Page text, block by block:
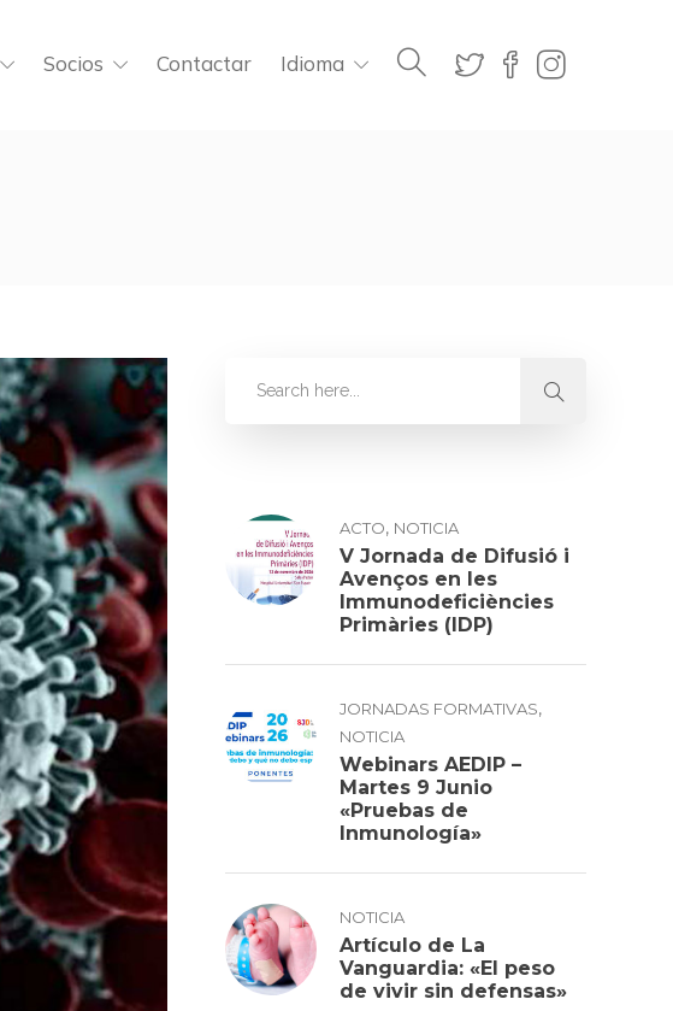
Socios Contactar Idioma
ACTO, NOTICIA
V Jornada de Difusió i
Avenços en les
Immunodeficiències
Primàries (IDP)
JORNADAS FORMATIVAS,
NOTICIA
Webinars AEDIP –
Martes 9 Junio
«Pruebas de
Inmunología»
NOTICIA
Artículo de La
Vanguardia: «El peso
de vivir sin defensas»